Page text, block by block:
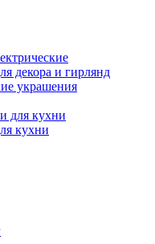
декора и гирлянд
украшения
для кухни
кухни